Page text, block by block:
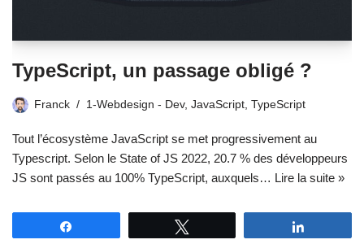
TypeScript, un passage obligé ?
Franck 1-Webdesign - Dev, JavaScript TypeScript
Tout l’écosystème JavaScript se met progressivement au
Typescript. Selon le State of JS 2022, 20.7 % des développeurs
JS sont passés au 100% TypeScript, auxquels… Lire la suite »